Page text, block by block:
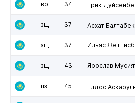
вр 34 Ерик
зщ 37 Асхат
зщ 37 Ильяс
зщ 43 Ярослав
пз 45 Елдос